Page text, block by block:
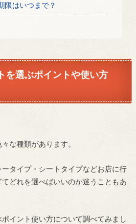
限はいつまで？
を選ぶポイントや使い方
な種類があります。
タイプ・シートタイプなどお店に行
どれを選べばいいのか迷うこともあ
イント使い方について調べてみまし